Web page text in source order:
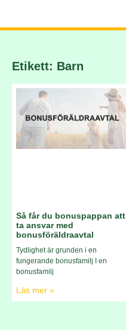
Etikett: Barn
Så får du bonuspappan att
ta ansvar med
bonusföräldraavtal
Tydlighet är grunden i en
fungerande bonusfamilj I en
bonusfamilj
Läs mer »